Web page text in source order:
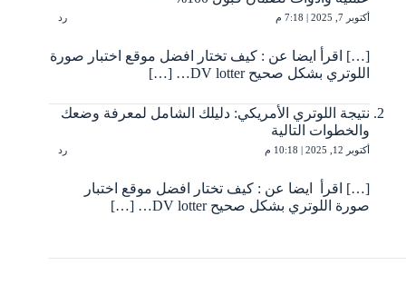
أكتوبر 7, 2025 | 7:18 م رد
[…] اقرأ ايضا عن : كيف تختار افضل موقع اختبار صورة
اللوتري بشكل صحيح DV lotter… […]
نتيجة اللوتري الأمريكي: دليلك الشامل لمعرفة وضعك
والخطوات التالية
أكتوبر 12, 2025 | 10:18 م رد
[…] اقرأ ايضا عن : كيف تختار افضل موقع اختبار
صورة اللوتري بشكل صحيح DV lotter… […]